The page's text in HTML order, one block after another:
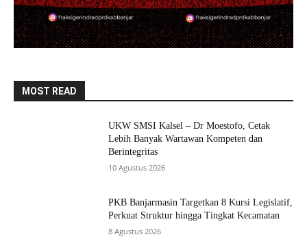
MOST READ
UKW SMSI Kalsel – Dr Moestofo, Cetak
Lebih Banyak Wartawan Kompeten dan
Berintegritas
10 Agustus 2026
PKB Banjarmasin Targetkan 8 Kursi Legislatif,
Perkuat Struktur hingga Tingkat Kecamatan
8 Agustus 2026